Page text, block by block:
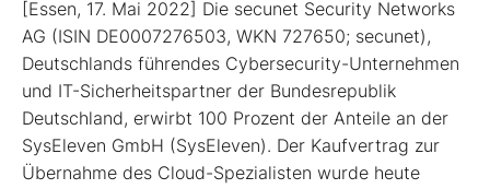
[Essen, 17. Mai 2022] Die secunet Security Networks
AG (ISIN DE0007276503, WKN 727650; secunet),
Deutschlands führendes Cybersecurity-Unternehmen
und IT-Sicherheitspartner der Bundesrepublik
Deutschland, erwirbt 100 Prozent der Anteile an der
SysEleven GmbH (SysEleven). Der Kaufvertrag zur
Übernahme des Cloud-Spezialisten wurde heute